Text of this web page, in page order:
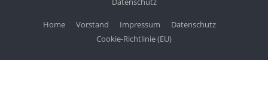
Home Vorstand Impressum
Datenschutz
Cookie-Richtlinie (EU)